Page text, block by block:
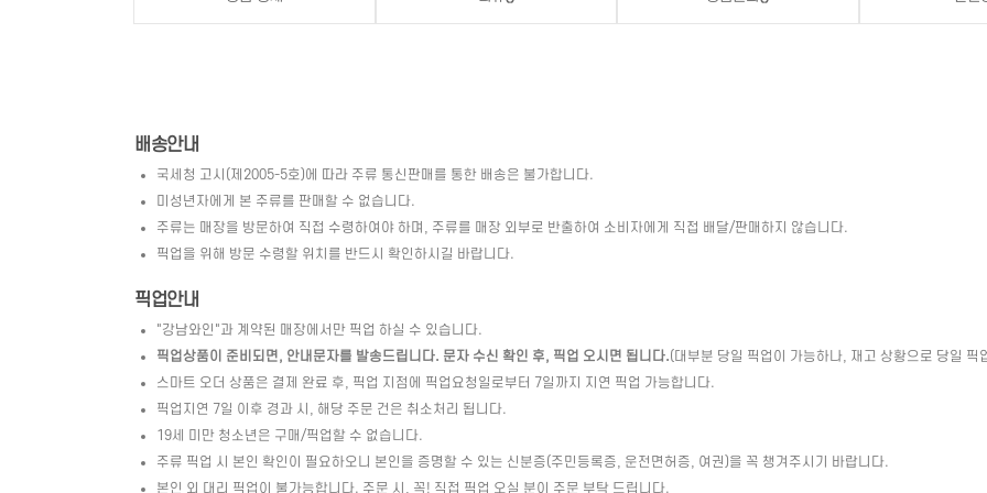
배송안내
국세청 고시(제2005-5호)에 따라 주류 통신판매를 통한 배송은 불가합니다.
미성년자에게 본 주류를 판매할 수 없습니다.
주류는 매장을 방문하여 직접 수령하여야 하며, 주류를 매장 외부로 반출하여 소비자에게 직접 배달/판매하지 않습니다.
픽업을 위해 방문 수령할 위치를 반드시 확인하시길 바랍니다.
픽업안내
"강남와인"과 계약된 매장에서만 픽업 하실 수 있습니다.
픽업상품이 준비되면, 안내문자를 발송드립니다. 문자 수신 확인 후, 픽업 오시면 됩니다.(대부분 당일 픽업이 가능하나, 재고 상황으로 당일
스마트 오더 상품은 결제 완료 후, 픽업 지점에 픽업요청일로부터 7일까지 지연 픽업 가능합니다.
픽업지연 7일 이후 경과 시, 해당 주문 건은 취소처리 됩니다.
19세 미만 청소년은 구매/픽업할 수 없습니다.
주류 픽업 시 본인 확인이 필요하오니 본인을 증명할 수 있는 신분증(주민등록증, 운전면허증, 여권)을 꼭 챙겨주시기 바랍니다.
본인 외 대리 픽업이 불가능합니다. 주문 시, 꼭! 직접 픽업 오실 분이 주문 부탁 드립니다.